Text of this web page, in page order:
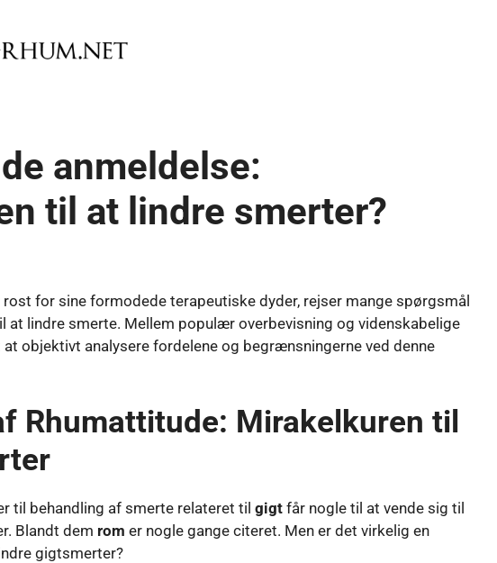
anmeldelse:
til at lindre smerter?
for sine formodede terapeutiske dyder, rejser mange spørgsmål
at lindre smerte. Mellem populær overbevisning og videnskabelige
objektivt analysere fordelene og begrænsningerne ved denne
Rhumattitude: Mirakelkuren til
til behandling af smerte relateret til gigt får nogle til at vende sig til
Blandt dem rom er nogle gange citeret. Men er det virkelig en
gigtsmerter?